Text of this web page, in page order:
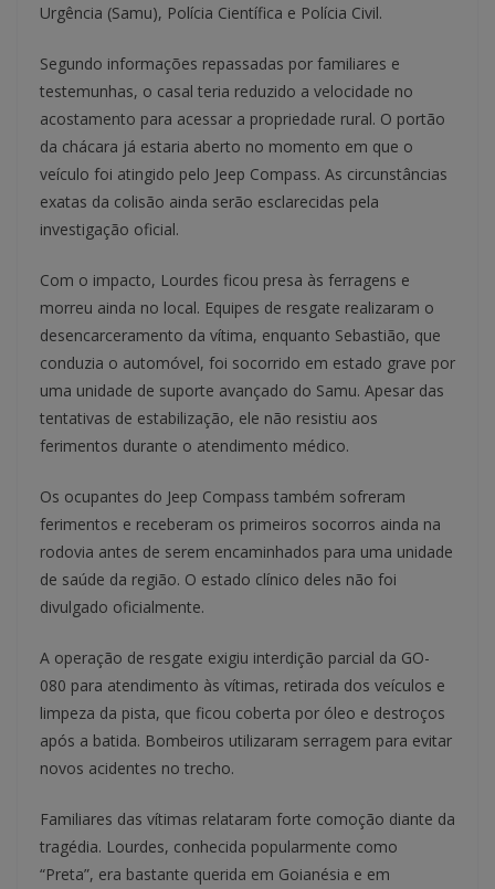
Urgência (Samu), Polícia Científica e Polícia Civil.
Segundo informações repassadas por familiares e
testemunhas, o casal teria reduzido a velocidade no
acostamento para acessar a propriedade rural. O portão
da chácara já estaria aberto no momento em que o
veículo foi atingido pelo Jeep Compass. As circunstâncias
exatas da colisão ainda serão esclarecidas pela
investigação oficial.
Com o impacto, Lourdes ficou presa às ferragens e
morreu ainda no local. Equipes de resgate realizaram o
desencarceramento da vítima, enquanto Sebastião, que
conduzia o automóvel, foi socorrido em estado grave por
uma unidade de suporte avançado do Samu. Apesar das
tentativas de estabilização, ele não resistiu aos
ferimentos durante o atendimento médico.
Os ocupantes do Jeep Compass também sofreram
ferimentos e receberam os primeiros socorros ainda na
rodovia antes de serem encaminhados para uma unidade
de saúde da região. O estado clínico deles não foi
divulgado oficialmente.
A operação de resgate exigiu interdição parcial da GO-
080 para atendimento às vítimas, retirada dos veículos e
limpeza da pista, que ficou coberta por óleo e destroços
após a batida. Bombeiros utilizaram serragem para evitar
novos acidentes no trecho.
Familiares das vítimas relataram forte comoção diante da
tragédia. Lourdes, conhecida popularmente como
“Preta”, era bastante querida em Goianésia e em